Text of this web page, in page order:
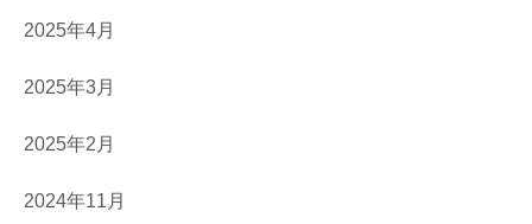
2025年4月
2025年3月
2025年2月
2024年11月